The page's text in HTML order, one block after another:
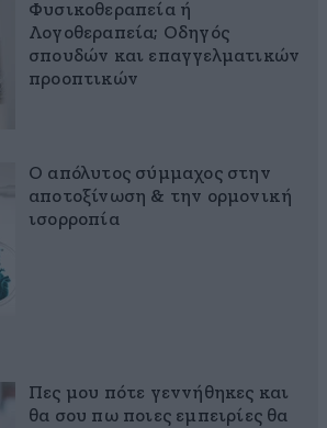
Φυσικοθεραπεία ή
Λογοθεραπεία; Οδηγός
σπουδών και επαγγελματικών
προοπτικών
Ο απόλυτος σύμμαχος στην
αποτοξίνωση & την ορμονική
ισορροπία
Πες μου πότε γεννήθηκες και
θα σου πω ποιες εμπειρίες θα